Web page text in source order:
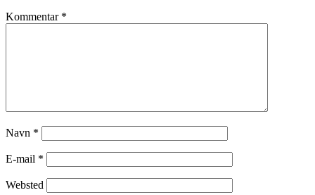
Kommentar *
Navn *
E-mail *
Websted